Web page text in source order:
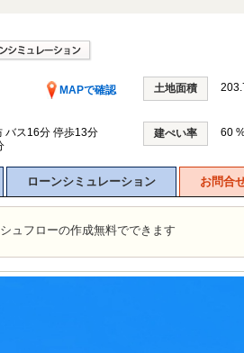
MAPで確認
土地面積
バス16分 停歩13分
建ぺい率 60
ローンシミュレーション お問合
ュフローの作成無料でできます